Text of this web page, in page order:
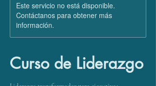
Este servicio no está disponible.
Contáctanos para obtener más
información.
Curso de Liderazgo